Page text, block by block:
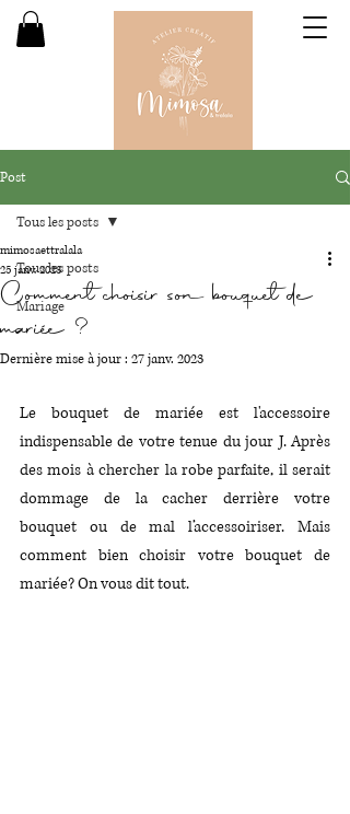
Post
Tous les posts
Mariage
Tous les posts
Comment choisir son bouquet de
mariée ?
mimosaettralala
25 janv. 2023
Dernière mise à jour : 27 janv. 2023
Le bouquet de mariée est l'accessoire
indispensable de votre tenue du jour J. Après
des mois à chercher la robe parfaite, il serait
dommage de la cacher derrière votre
bouquet ou de mal l’accessoiriser. Mais
comment bien choisir votre bouquet de
mariée? On vous dit tout.